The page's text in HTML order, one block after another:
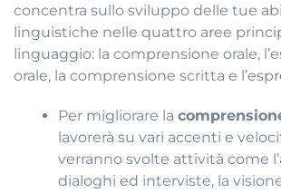
concentra sullo sviluppo delle tue
linguistiche nelle quattro aree
linguaggio: la comprensione orale,
orale, la comprensione scritta e
Per migliorare la
lavorerà su vari accenti e
verranno svolte attività come
dialoghi ed interviste, la